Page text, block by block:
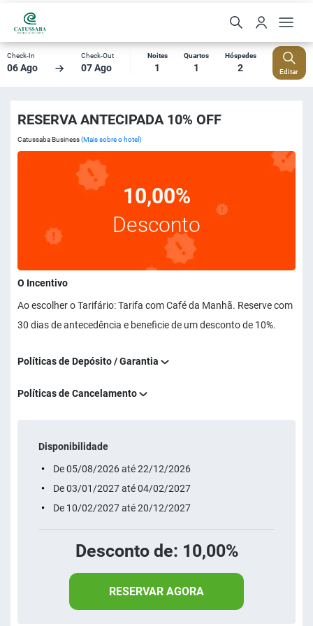
Check-In
06 Ago
Check-Out
07 Ago
Noites
1
Quartos
1
Hóspedes
2 Editar
RESERVA ANTECIPADA 10% OFF
Catussaba Business(Mais sobre o hotel)
10,00%
Desconto
O Incentivo
Ao escolher o Tarifário: Tarifa com Café da Manhã. Reserve com
30 dias de antecedência e beneficie de um desconto de 10%.
Políticas de Depósito / Garantia
Políticas de Cancelamento
Disponibilidade
De 05/08/2026 até 22/12/2026
De 03/01/2027 até 04/02/2027
De 10/02/2027 até 20/12/2027
Desconto de: 10,00%
RESERVAR AGORA